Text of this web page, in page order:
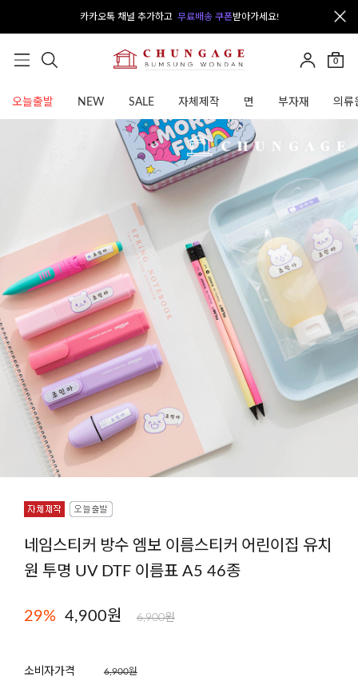
카카오톡 채널 추가하고 무료배송 쿠폰받아가세요!
0
오늘출발 NEW SALE 자체제작 면 부자재 의류
네임스티커 방수 엠보 이름스티커 어린이집 유치
원 투명 UV DTF 이름표 A5 46종
29% 4,900원 6,900원
소비자가격 6,900원